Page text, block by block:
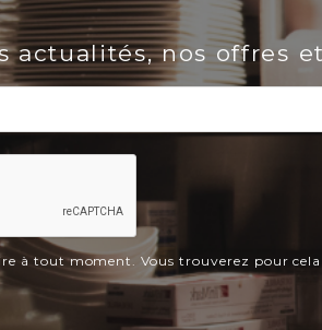
actualités, nos offres
à tout moment. Vous trouverez pour